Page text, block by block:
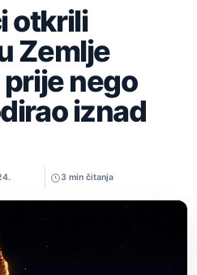
otkrili
Zemlje
nego
iznad
3 min čitanja